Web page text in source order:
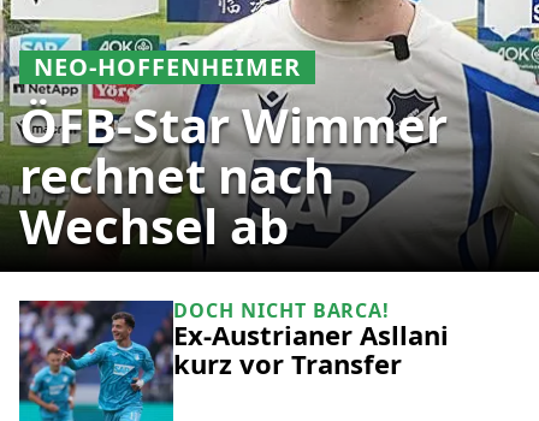
NEO-HOFFENHEIMER
ÖFB-Star Wimmer
rechnet nach
Wechsel ab
DOCH NICHT BARCA!
Ex-Austrianer Asllani
kurz vor Transfer